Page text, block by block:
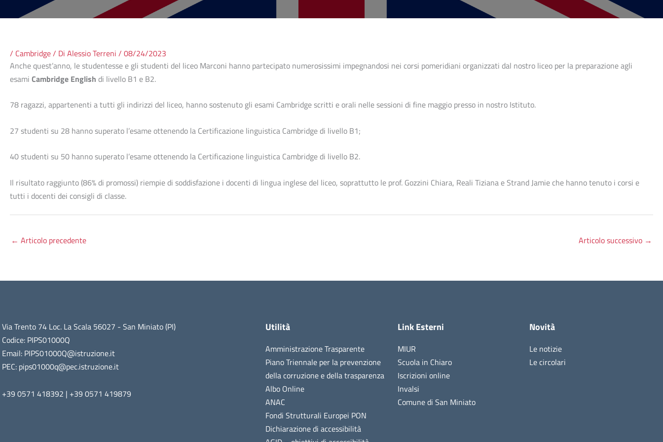
/ Cambridge/ Di Alessio Terreni / 08/24/2023
Anche quest’anno, le studentesse e gli studenti del liceo Marconi hanno partecipato numerosissimi impegnandosi nei corsi pomeridiani organizzati dal nostro liceo per la preparazione agli
esami Cambridge English di livello B1 e B2.
78 ragazzi, appartenenti a tutti gli indirizzi del liceo, hanno sostenuto gli esami Cambridge scritti e orali nelle sessioni di fine maggio presso in nostro Istituto.
27 studenti su 28 hanno superato l’esame ottenendo la Certificazione linguistica Cambridge di livello B1;
40 studenti su 50 hanno superato l’esame ottenendo la Certificazione linguistica Cambridge di livello B2.
Il risultato raggiunto (86% di promossi) riempie di soddisfazione i docenti di lingua inglese del liceo, soprattutto le prof. Gozzini Chiara, Reali Tiziana e Strand Jamie che hanno tenuto i corsi e
tutti i docenti dei consigli di classe.
← Articolo precedente Articolo successivo →
Via Trento 74 Loc. La Scala 56027 - San Miniato (PI)
Codice: PIPS01000Q
Email: PIPS01000Q@istruzione.it
PEC: pips01000q@pec.istruzione.it
+39 0571 418392 | +39 0571 419879
Utilità
Amministrazione Trasparente
Piano Triennale per la prevenzione
della corruzione e della trasparenza
Albo Online
ANAC
Fondi Strutturali Europei PON
Dichiarazione di accessibilità
Link Esterni
MIUR
Scuola in Chiaro
Iscrizioni online
Invalsi
Comune di San Miniato
Novità
Le notizie
Le circolari